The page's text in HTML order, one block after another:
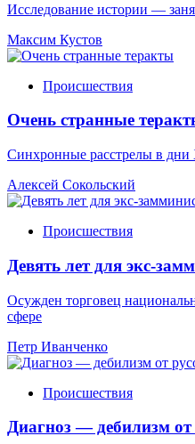
Исследование истории —
Максим Кустов
Происшествия
Очень странные
Синхронные расстрелы в дни
Алексей Сокольский
Происшествия
Девять лет для экс-
Осужден торговец
сфере
Петр Иванченко
Происшествия
Диагноз — дебилизм от